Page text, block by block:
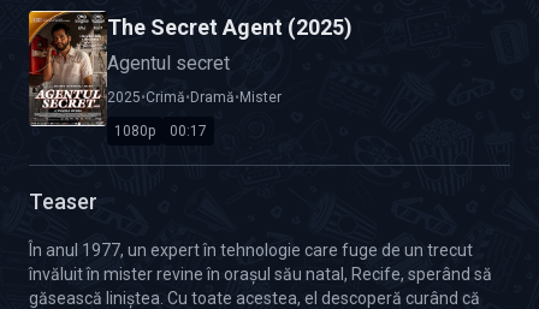
The Secret Agent (2025)
Agentul secret
2025•Crimă• Dramă• Mister
1080p
Calitate Video: HD 1080p
00:17
Durată: 00:17
Teaser
În anul 1977, un expert în tehnologie care fuge de un trecut
învăluit în mister revine în orașul său natal, Recife, sperând să
găsească liniștea. Cu toate acestea, el descoperă curând că